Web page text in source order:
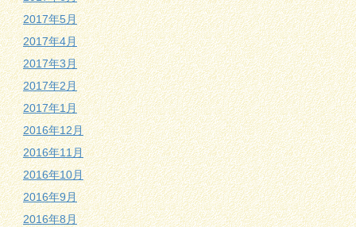
2017年5月
2017年4月
2017年3月
2017年2月
2017年1月
2016年12月
2016年11月
2016年10月
2016年9月
2016年8月